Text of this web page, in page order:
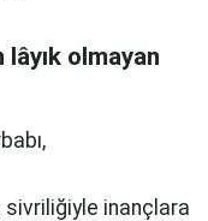
olmayan
sivriliğiyle inançlara